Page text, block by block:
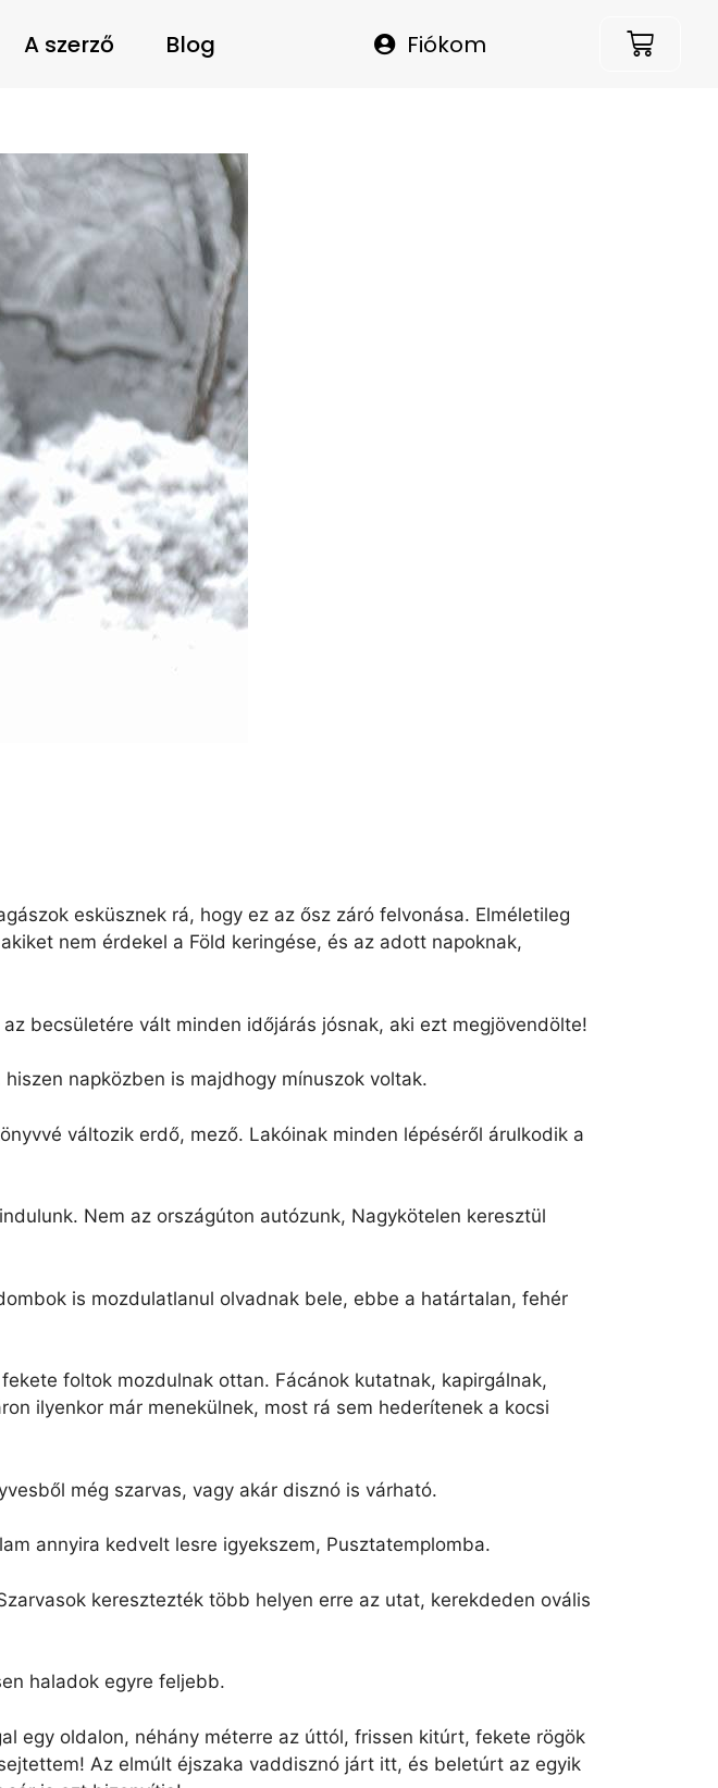
A szerző Blog Fiókom
esküsznek rá, hogy ez az ősz záró felvonása. Elméletileg
nem érdekel a Föld keringése, és az adott napoknak,
becsületére vált minden időjárás jósnak, aki ezt megjövendölte!
napközben is majdhogy mínuszok voltak.
változik erdő, mező. Lakóinak minden lépéséről árulkodik a
Nem az országúton autózunk, Nagykötelen keresztül
is mozdulatlanul olvadnak bele, ebbe a határtalan, fehér
foltok mozdulnak ottan. Fácánok kutatnak, kapirgálnak,
ilyenkor már menekülnek, most rá sem hederítenek a kocsi
még szarvas, vagy akár disznó is várható.
annyira kedvelt lesre igyekszem, Pusztatemplomba.
keresztezték több helyen erre az utat, kerekdeden ovális
haladok egyre feljebb.
egy oldalon, néhány méterre az úttól, frissen kitúrt, fekete rögök
Az elmúlt éjszaka vaddisznó járt itt, és beletúrt az egyik